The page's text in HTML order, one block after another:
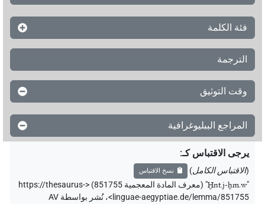
فئة الكلمة
الترجمة
وقت التوثيق
المراجع الببليوغرافية
يرجى الاقتباس كـ:
(الاقتباس الكامل) نسخ الاقتباس
"
Ḫnt.j-ḫm.w
"
(معرف المادة المعجمية 851755) <https://thesaurus-
linguae-aegyptiae.de/lemma/851755>
،
نُشر بواسطة AV